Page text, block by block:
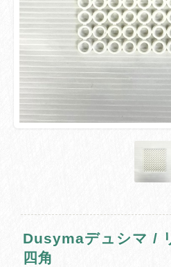
Dusymaデュシマ /
四角